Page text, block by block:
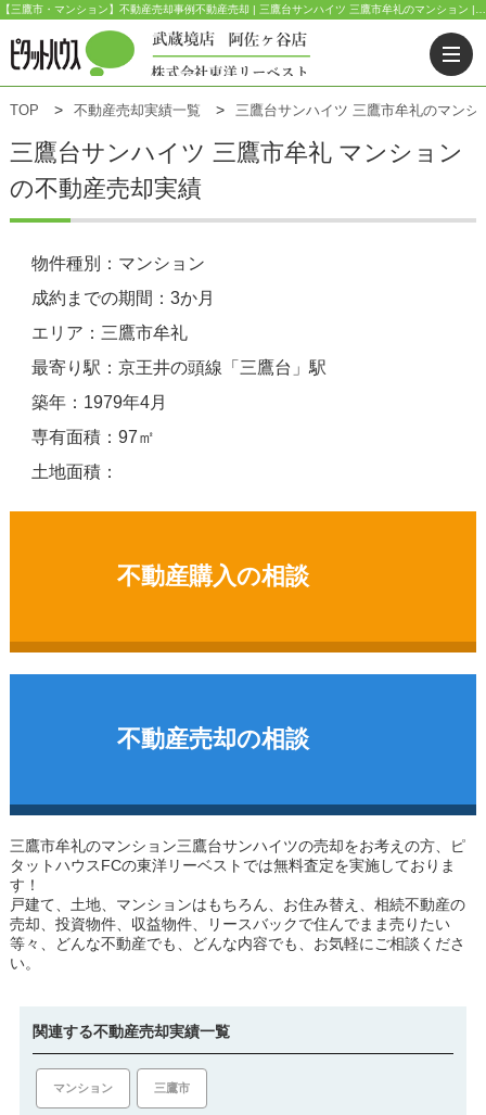
TOP 不動産売却実績一覧 三鷹台サンハイツ 三鷹市牟礼のマンシ
三鷹台サンハイツ 三鷹市牟礼 マンション
の不動産売却実績
物件種別：マンション
成約までの期間：3か月
エリア：三鷹市牟礼
最寄り駅：京王井の頭線「三鷹台」駅
築年：1979年4月
専有面積：97㎡
土地面積：
不動産購入の相談
不動産売却の相談
三鷹市牟礼のマンション三鷹台サンハイツの売却をお考えの方、ピ
タットハウスFCの東洋リーベストでは無料査定を実施しておりま
す！
戸建て、土地、マンションはもちろん、お住み替え、相続不動産の
売却、投資物件、収益物件、リースバックで住んでまま売りたい
等々、どんな不動産でも、どんな内容でも、お気軽にご相談くださ
い。
関連する不動産売却実績一覧
マンション 三鷹市